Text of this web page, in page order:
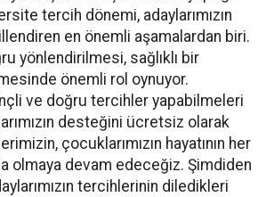
tercih dönemi, adaylarımızın
en önemli aşamalardan biri.
yönlendirilmesi, sağlıklı bir
önemli rol oynuyor.
ve doğru tercihler yapabilmeleri
desteğini ücretsiz olarak
çocuklarımızın hayatının her
olmaya devam edeceğiz. Şimdiden
tercihlerinin diledikleri